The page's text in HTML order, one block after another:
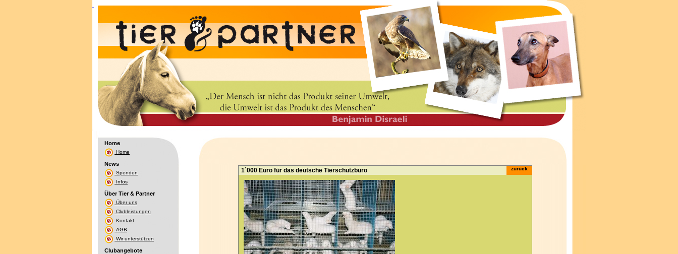
Home
Home
News
Spenden
Infos
Über Tier & Partner
Über uns
Clubleistungen
Kontakt
AGB
Wir unterstützen
Clubangebote
1´000 Euro für das deutsche Tierschutzbüro zurück